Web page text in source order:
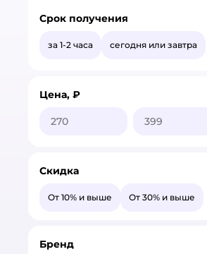
Срок получения
за 1-2 часа сегодня или завтра
Цена, ₽
Скидка
От 10% и выше От 30% и выше
Бренд